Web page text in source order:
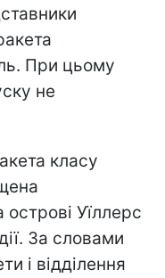
При цьому
не
класу
острові Уїллерс
За словами
і відділення